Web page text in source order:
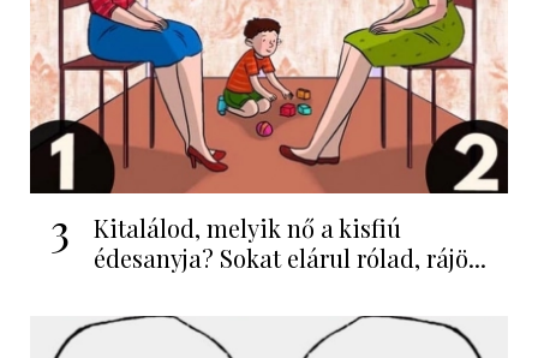
3
Kitalálod, melyik nő a kisfiú
édesanyja? Sokat elárul rólad, rájö...